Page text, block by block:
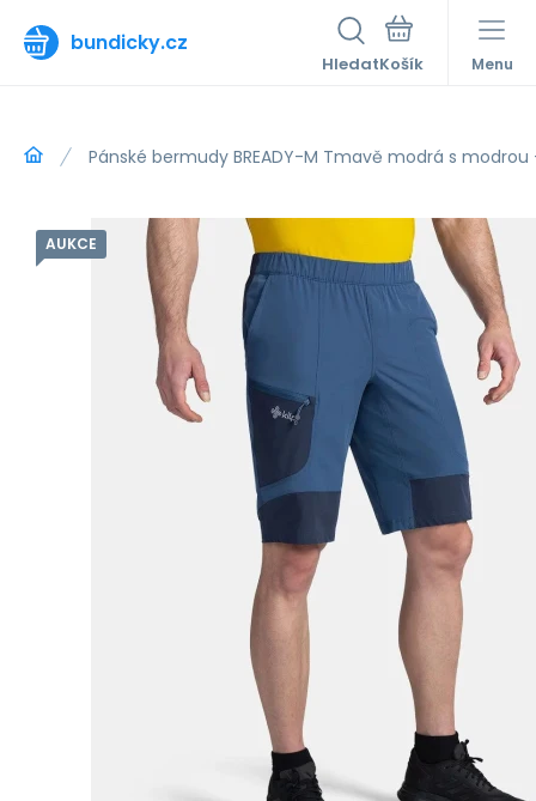
bundicky.cz
Hledat Menu
Pánské bermudy BREADY-M Tmavě modrá s modrou
AUKCE